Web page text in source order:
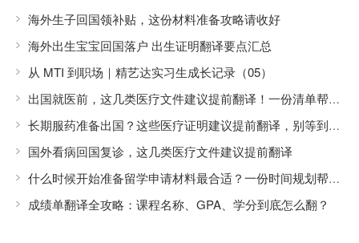
海外生子回国领补贴，这份材料准备攻略请收好
海外出生宝宝回国落户 出生证明翻译要点汇总
从 MTI 到职场｜精艺达实习生成长记录（05）
出国就医前，这几类医疗文件建议提前翻译！一份清单帮你准备齐全
长期服药准备出国？这些医疗证明建议提前翻译，别等到出发前才着急
国外看病回国复诊，这几类医疗文件建议提前翻译
什么时候开始准备留学申请材料最合适？一份时间规划帮你避开申请高峰
成绩单翻译全攻略：课程名称、GPA、学分到底怎么翻？